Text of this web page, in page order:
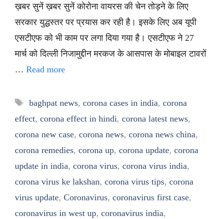
ख़बर सुनें ख़बर सुनें कोरोना वायरस की चेन तोड़ने के लिए
सरकार युद्धस्तर पर प्रयास कर रही है। इसके लिए अब यूपी
एसटीएफ को भी काम पर लगा दिया गया है। एसटीएफ ने 27
मार्च को दिल्ली निजामुद्दीन मरकज के आसपास के मोबाइल टावरों
… Read more
Tags
baghpat news, corona cases in india, corona
effect, corona effect in hindi, corona latest news,
corona new case, corona news, corona news china,
corona remedies, corona up, corona update, corona
update in india, corona virus, corona virus india,
corona virus ke lakshan, corona virus tips, corona
virus update, Coronavirus, coronavirus first case,
coronavirus in west up, coronavirus india,